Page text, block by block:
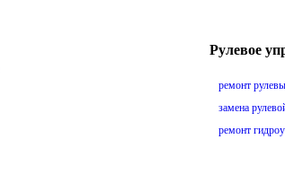
Рулевое
ремонт
замена
ремонт